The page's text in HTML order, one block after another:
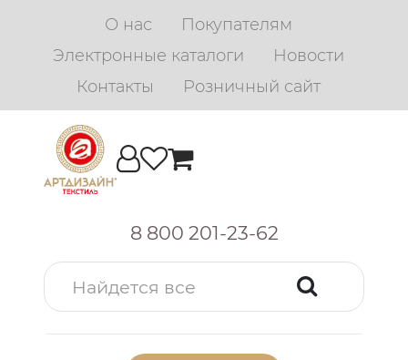
О нас
Покупателям
Электронные каталоги
Новости
Контакты
Розничный сайт
8 800 201-23-62